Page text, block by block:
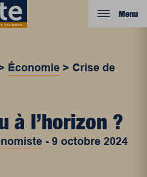
Menu
Économie > Crise de
à l’horizon ?
-9 octobre 2024